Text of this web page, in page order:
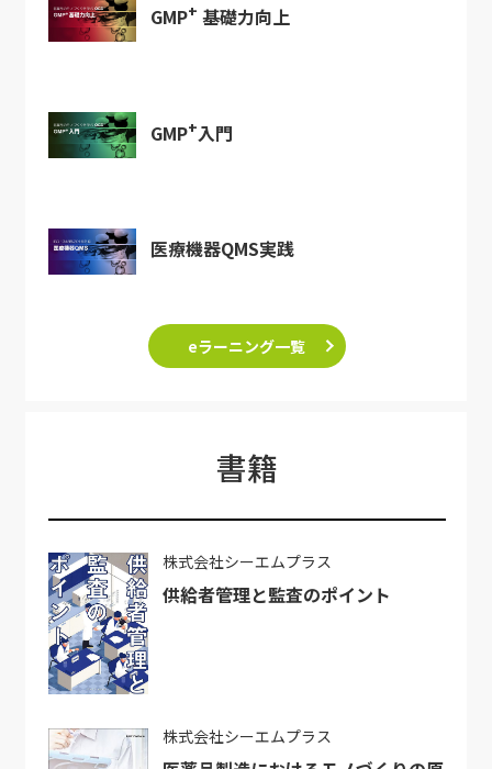
GMP+ 基礎力向上
GMP+入門
医療機器QMS実践
eラーニング一覧
書籍
株式会社シーエムプラス
供給者管理と監査のポイント
株式会社シーエムプラス